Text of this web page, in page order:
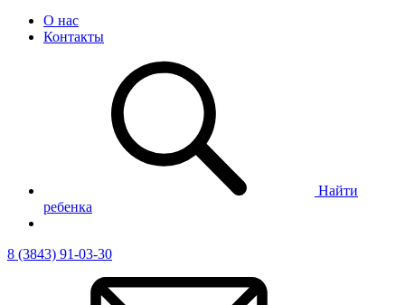
О нас
Контакты
Найти
ребенка
8 (3843) 91-03-30